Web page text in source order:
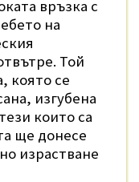
връзка с
на
Той
която се
изгубена
които са
ще донесе
израстване